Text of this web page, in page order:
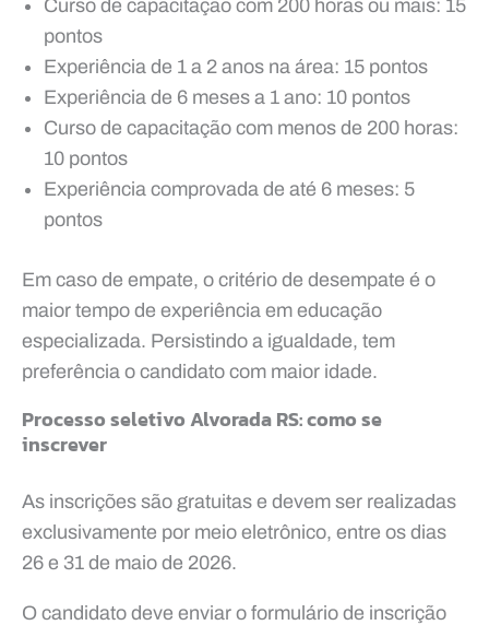
Curso de capacitação com 200 horas ou mais: 15
pontos
Experiência de 1 a 2 anos na área: 15 pontos
Experiência de 6 meses a 1 ano: 10 pontos
Curso de capacitação com menos de 200 horas:
10 pontos
Experiência comprovada de até 6 meses: 5
pontos
Em caso de empate, o critério de desempate é o
maior tempo de experiência em educação
especializada. Persistindo a igualdade, tem
preferência o candidato com maior idade.
Processo seletivo Alvorada RS: como se
inscrever
As inscrições são gratuitas e devem ser realizadas
exclusivamente por meio eletrônico, entre os dias
26 e 31 de maio de 2026.
O candidato deve enviar o formulário de inscrição